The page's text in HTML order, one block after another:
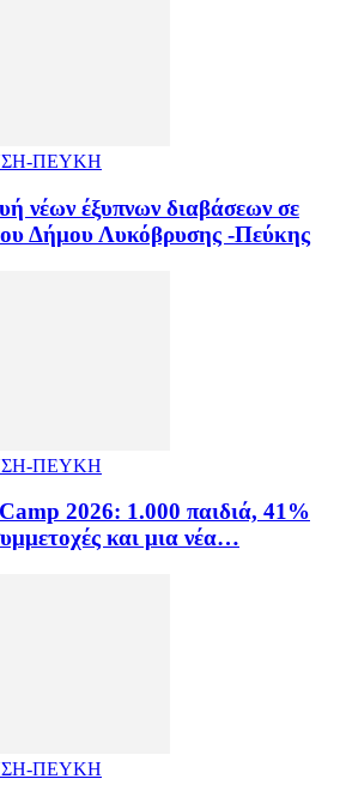
ΠΕΥΚΗ
νέων έξυπνων διαβάσεων σε
Δήμου Λυκόβρυσης -Πεύκης
ΠΕΥΚΗ
2026: 1.000 παιδιά, 41%
και μια νέα…
ΠΕΥΚΗ